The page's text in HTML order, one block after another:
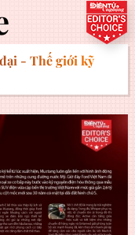
- Thế giới kỹ